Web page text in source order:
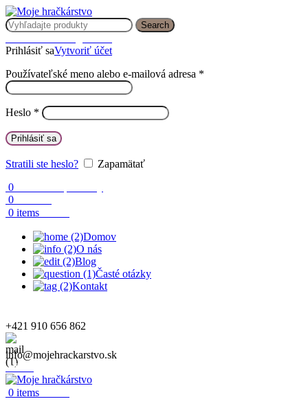
Search
Prihlásiť saVytvoriť účet
Používateľské meno alebo e-mailová adresa *
Heslo *
Prihlásiť sa
Stratili ste heslo?
Zapamätať
0
0
0 items
Domov
O nás
Blog
Časté otázky
Kontakt
+421 910 656 862
info@mojehrackarstvo.sk
Menu
0 items